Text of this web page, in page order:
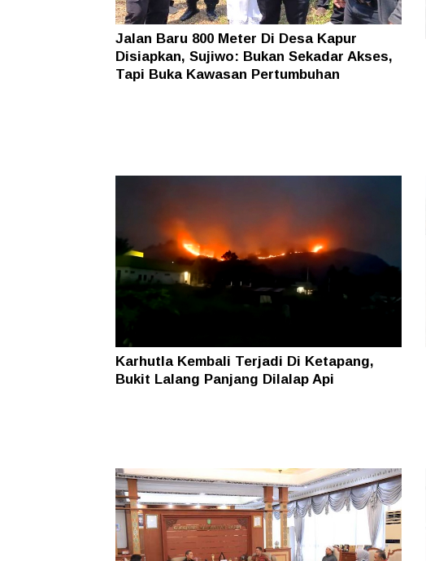
Jalan Baru 800 Meter Di Desa Kapur
Disiapkan, Sujiwo: Bukan Sekadar Akses,
Tapi Buka Kawasan Pertumbuhan
Karhutla Kembali Terjadi Di Ketapang,
Bukit Lalang Panjang Dilalap Api